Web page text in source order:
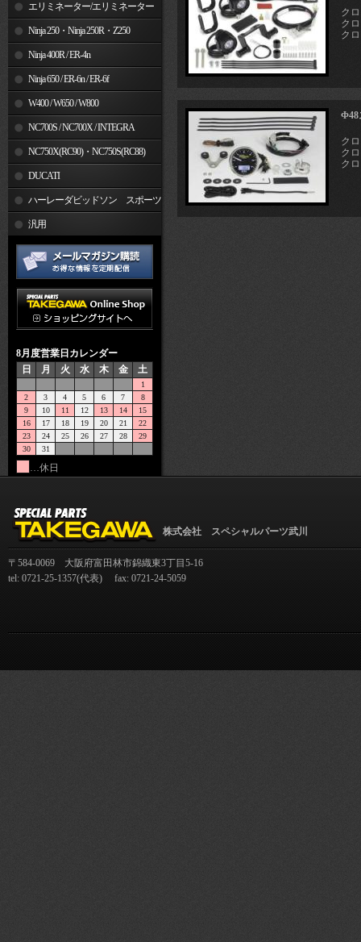
エリミネーター/エリミネーター
SE Ninja 250・Ninja 250R・Z250
Ninja 400R / ER-4n
Ninja 650 / ER-6n / ER-6f
W400 / W650 / W800
NC700S / NC700X / INTEGRA
NC750X(RC90)・NC750S(RC88)
DUCATI
ハーレーダビッドソン スポーツ
スター汎用
8月度営業日カレンダー
日
月 火 水 木 金 土
1
2
3 4 5 6 7
8
9
10 11 12 13 14
15
16
17 18 19 20 21
22
23
24 25 26 27 28
29
30
31
…休日
ク
ク
ク
Φ48
ク
ク
ク
株式会社 スペシャルパーツ武川
〒584-0069 大阪府富田林市錦織東3丁目5-16
tel: 0721-25-1357(代表) fax: 0721-24-5059